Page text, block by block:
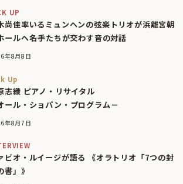
UP
尚佳率いるミュンヘンの弦楽トリオが浜離宮朝
ールへ――名手たちが交わす音の対話
年8月8日
Up
志織 ピアノ・リサイタル
ール・ショパン・プログラム－
年8月7日
ビオ・ルイージが語る 《オラトリオ「7つの封
書」》